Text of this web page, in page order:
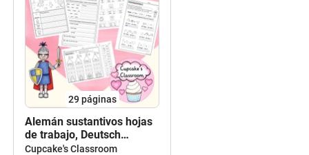
29páginas
Alemán sustantivos hojas
de trabajo, Deutsch
Arbeitsblätter Nomen und
Cupcake's Classroom